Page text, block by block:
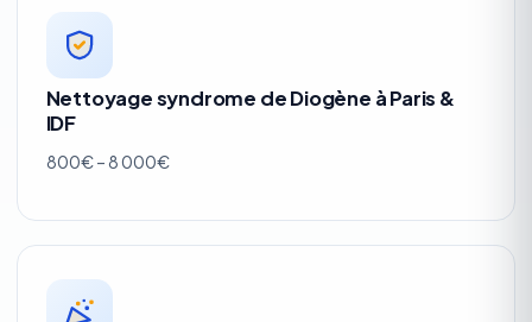
Nettoyage syndrome de Diogène à Paris &
IDF
800€ – 8 000€